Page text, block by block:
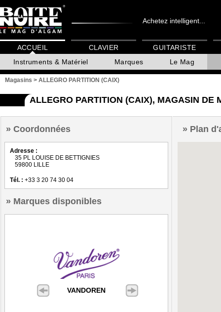
Achetez intelligent...
ACCUEIL
Instruments & Matériel
Marques Le Mag
CLAVIER GUITARISTE
Magasins > ALLEGRO PARTITION (CAIX)
ALLEGRO PARTITION (CAIX), MAGASIN DE
Coordonnées
Adresse :
35 PL LOUISE DE BETTIGNIES
59800 LILLE
Tél. : +33 3 20 74 30 04
Marques disponibles
VANDOREN
Plan